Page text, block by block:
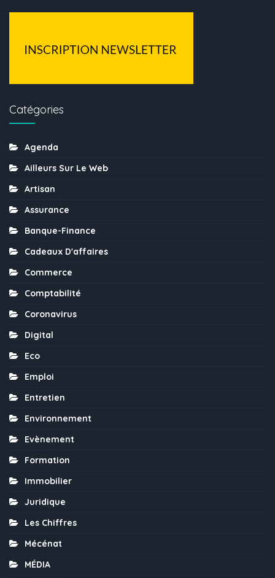
Catégories
Agenda
Ailleurs Sur Le Web
Artisan
Assurance
Banque-Finance
Cadeaux D'affaires
Commerce
Comptabilité
Coronavirus
Digital
Eco
Emploi
Entretien
Environnement
Evènement
Formation
Immobilier
Juridique
Les Chiffres
Mécénat
MÉDIA